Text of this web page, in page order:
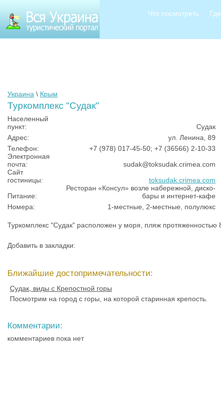
Что посмотреть
Украина \ Крым
Туркомплекс "Судак"
Населенный
пункт:
Судак
Адрес:
ул. Ленина, 89
Телефон:
+7 (978) 017-45-50; +7 (36566) 2-10-33
Электронная
почта:
sudak@toksudak.crimea.com
Сайт
гостиницы:
toksudak.crimea.com
Питание:
Ресторан «Консул» возле набережной, диско-
бары и интернет-кафе
Номера:
1-местные, 2-местные, полулюкс
Туркомплекс "Судак" расположен у моря, пляж
Добавить в закладки:
Ближайшие достопримечательности:
Судак, виды с Крепостной горы
Посмотрим на город с горы, на которой старинная крепость.
Комментарии:
комментариев пока нет